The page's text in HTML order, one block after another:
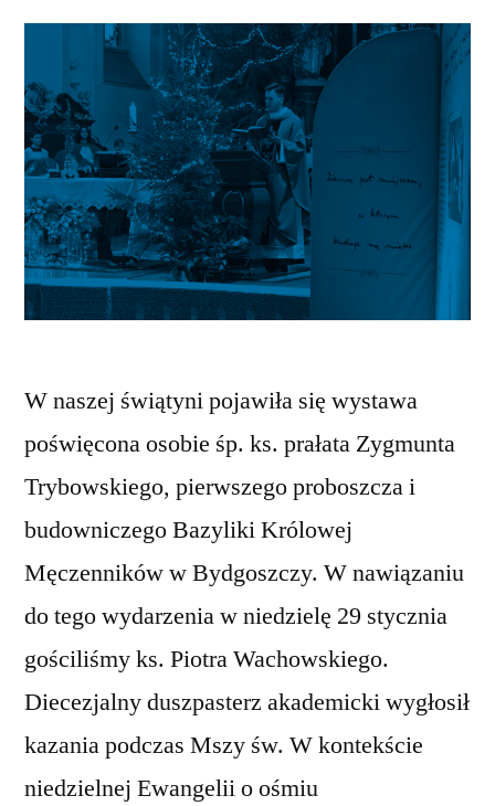
W naszej świątyni pojawiła się wystawa
poświęcona osobie śp. ks. prałata Zygmunta
Trybowskiego, pierwszego proboszcza i
budowniczego Bazyliki Królowej
Męczenników w Bydgoszczy. W nawiązaniu
do tego wydarzenia w niedzielę 29 stycznia
gościliśmy ks. Piotra Wachowskiego.
Diecezjalny duszpasterz akademicki wygłosił
kazania podczas Mszy św. W kontekście
niedzielnej Ewangelii o ośmiu